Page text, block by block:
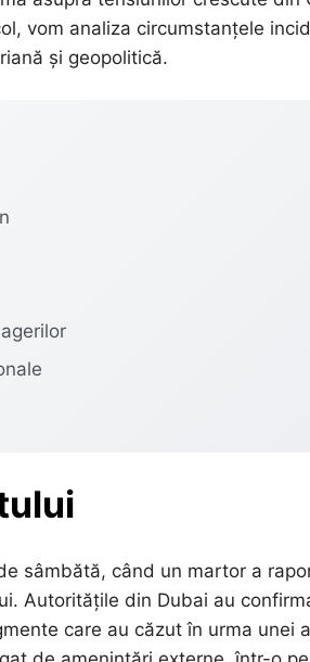
vom analiza circumstanțele
și geopolitică.
sâmbătă, când un martor a
Autoritățile din Dubai au
care au căzut în urma unei